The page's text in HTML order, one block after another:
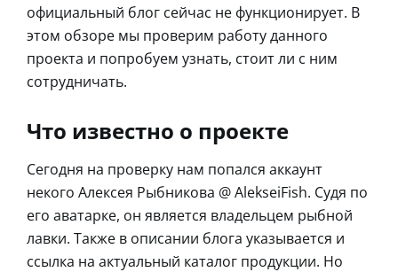
официальный блог сейчас не функционирует. В
этом обзоре мы проверим работу данного
проекта и попробуем узнать, стоит ли с ним
сотрудничать.
Что известно о проекте
Сегодня на проверку нам попался аккаунт
некого Алексея Рыбникова @ AlekseiFish. Судя по
его аватарке, он является владельцем рыбной
лавки. Также в описании блога указывается и
ссылка на актуальный каталог продукции. Но